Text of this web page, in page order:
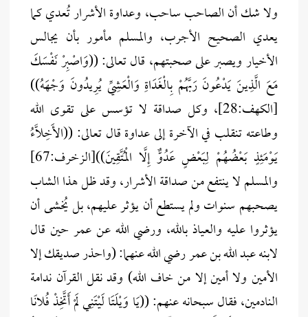
ولا شك أن الصاحب ساحب، وعداوة الأشرار تُعدي كما
يعدي الصحيح الأجرب، والمسلم مأمور بأن يجالس
الأخيار ويصبر على صحبتهم، قال تعالى: ((وَاصْبِرْ نَفْسَكَ
مَعَ الَّذِينَ يَدْعُونَ رَبَّهُمْ بِالْغَدَاةِ وَالْعَشِيِّ يُرِيدُونَ وَجْهَهُ))
[الكهف:28]، وكل صداقة لا تؤسس على تقوى الله
وطاعته تنقلب في الآخرة إلى عداوة قال تعالى: ((الأَخِلَّاءُ
يَوْمَئِذٍ بَعْضُهُمْ لِبَعْضٍ عَدُوٌّ إِلَّا الْمُتَّقِينَ))[الزخرف:67]
والمسلم لا ينتفع من صداقة الأشرار، وقد ظل هذا الشاب
يصحبهم سنوات ولم يستطع أن يؤثر عليهم، بل يُخشى أن
يؤثروا عليه والعياذ بالله، ورضي الله عن عمر حين قال
لابنه عبد الله بن عمر رضي الله عنهما: (واحذر صديقك إلا
الأمين ولا أمين إلا من خاف الله) وقد نقل القرآن ندامة
النادمين، فقال سبحانه عنهم: ((يَا وَيْلَتَا لَيْتَنِي لَمْ أَتَّخِذْ فُلانًا